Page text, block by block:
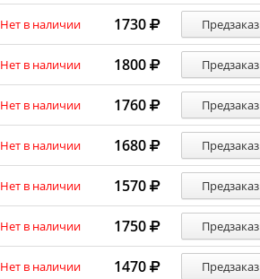
Нет в наличии 1730 Предзаказ
Нет в наличии 1800 Предзаказ
Нет в наличии 1760 Предзаказ
Нет в наличии 1680 Предзаказ
Нет в наличии 1570 Предзаказ
Нет в наличии 1750 Предзаказ
Нет в наличии 1470 Предзаказ